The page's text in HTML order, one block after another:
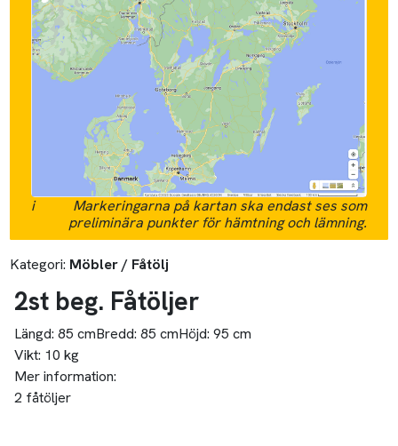
i
Markeringarna på kartan ska endast ses som
preliminära punkter för hämtning och lämning.
Kategori: Möbler / Fåtölj
2st beg. Fåtöljer
Längd: 85 cmBredd: 85 cmHöjd: 95 cm
Vikt: 10 kg
Mer information:
2 fåtöljer